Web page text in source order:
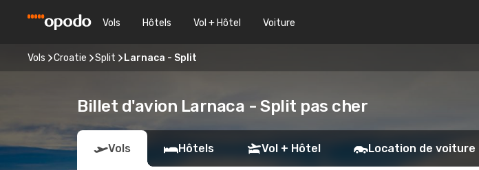
Vols Hôtels Vol + Hôtel Voiture
Vols Croatie Split Larnaca - Split
Billet d'avion Larnaca - Split pas cher
Vols Hôtels Vol + Hôtel Location de voiture